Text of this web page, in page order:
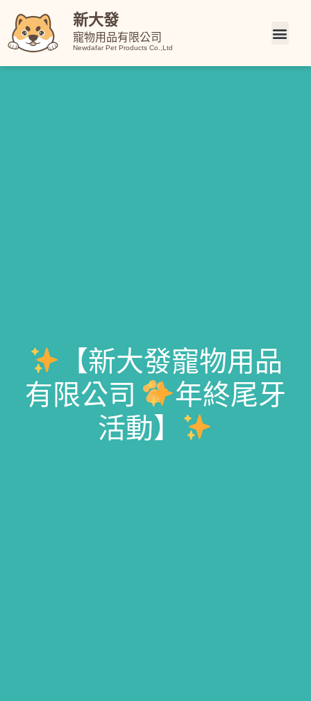
新大發
寵物用品有限公司
Newdafar Pet Products Co.,Ltd
【新大發寵物用品
有限公司
年終尾牙
活動】